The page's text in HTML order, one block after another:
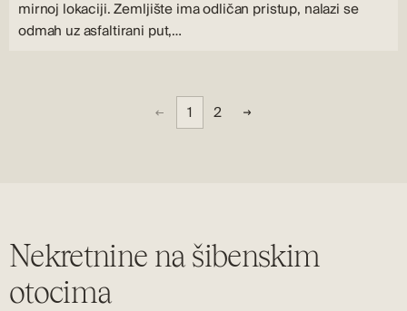
mirnoj lokaciji. Zemljište ima odličan pristup, nalazi se
odmah uz asfaltirani put,…
1 2
Nekretnine na šibenskim
otocima